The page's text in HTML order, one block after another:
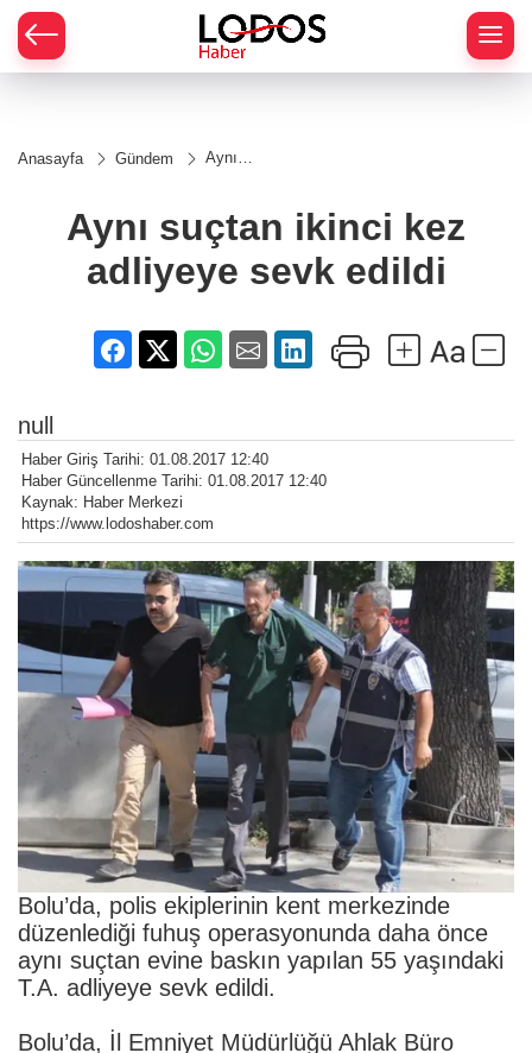
Anasayfa Gündem
Aynı
adliyeye
sevk
edildi
Aynı suçtan ikinci kez
adliyeye sevk edildi
null
Haber Giriş Tarihi: 01.08.2017 12:40
Haber Güncellenme Tarihi: 01.08.2017 12:40
Kaynak: Haber Merkezi
https://www.lodoshaber.com
Bolu’da, polis ekiplerinin kent merkezinde
düzenlediği fuhuş operasyonunda daha önce
aynı suçtan evine baskın yapılan 55 yaşındaki
T.A. adliyeye sevk edildi.
Bolu’da, İl Emniyet Müdürlüğü Ahlak Büro